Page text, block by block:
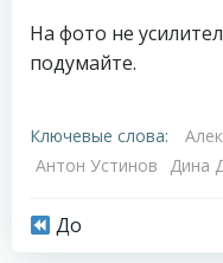
На фото не
подумайте.
Ключевые слова:
Антон Устинов
Дина
До